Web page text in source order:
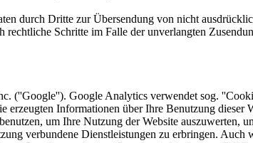
durch Dritte zur Übersendung von nicht
Schritte im Falle der unverlangten
(''Google''). Google Analytics verwendet sog.
Informationen über Ihre Benutzung
um Ihre Nutzung der Website auszuwerten,
verbundene Dienstleistungen zu erbringen.